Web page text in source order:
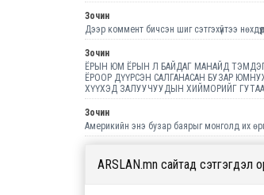
Зочин
Дээр коммент бичсэн шиг сэтгэхүйтээ
Зочин
ЁРЫН ЮМ ЁРЫН Л БАЙДАГ МАНАЙД
ЁРООР ДҮҮРСЭН САЛГАНАСАН БУЗАР
ХҮҮХЭД ЗАЛУУЧУУДЫН ХИЙМОРИЙГ
Зочин
Америкийн энэ бузар баярыг монголд их
ARSLAN.mn сайтад сэтгэгдэл